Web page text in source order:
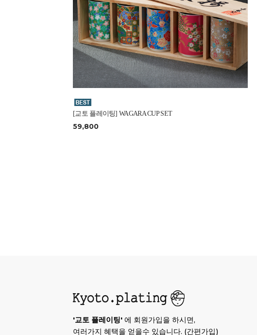
[교토 플레이팅] WAGARA CUP SET
59,800
'교토 플레이팅' 에 회원가입을 하시면,
여러가지 혜택을 얻을수 있습니다. (간편가입)